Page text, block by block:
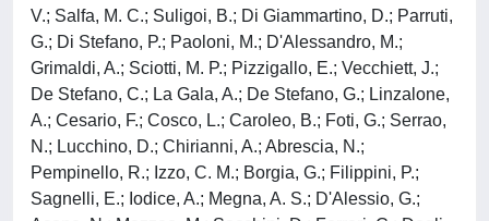
V.; Salfa, M. C.; Suligoi, B.; Di Giammartino, D.; Parruti,
G.; Di Stefano, P.; Paoloni, M.; D'Alessandro, M.;
Grimaldi, A.; Sciotti, M. P.; Pizzigallo, E.; Vecchiett, J.;
De Stefano, C.; La Gala, A.; De Stefano, G.; Linzalone,
A.; Cesario, F.; Cosco, L.; Caroleo, B.; Foti, G.; Serrao,
N.; Lucchino, D.; Chirianni, A.; Abrescia, N.;
Pempinello, R.; Izzo, C. M.; Borgia, G.; Filippini, P.;
Sagnelli, E.; Iodice, A.; Megna, A. S.; D'Alessio, G.;